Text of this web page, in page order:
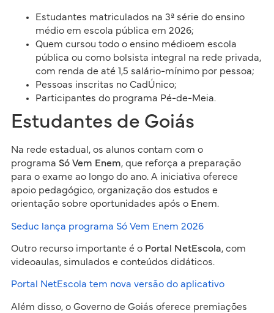
Estudantes matriculados na 3ª série do ensino
médio em escola pública em 2026;
Quem cursou todo o ensino médioem escola
pública ou como bolsista integral na rede privada,
com renda de até 1,5 salário-mínimo por pessoa;
Pessoas inscritas no CadÚnico;
Participantes do programa Pé-de-Meia.
Estudantes de Goiás
Na rede estadual, os alunos contam com o
programa Só Vem Enem, que reforça a preparação
para o exame ao longo do ano. A iniciativa oferece
apoio pedagógico, organização dos estudos e
orientação sobre oportunidades após o Enem.
Seduc lança programa Só Vem Enem 2026
Outro recurso importante é o Portal NetEscola, com
videoaulas, simulados e conteúdos didáticos.
Portal NetEscola tem nova versão do aplicativo
Além disso, o Governo de Goiás oferece premiações